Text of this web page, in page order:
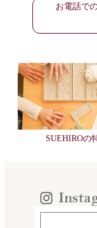
お電話で
SUEHIROの